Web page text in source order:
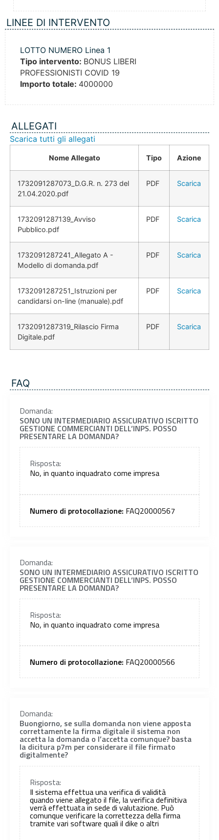
LINEE DI INTERVENTO
LOTTO NUMERO Linea 1
Tipo intervento: BONUS LIBERI
PROFESSIONISTI COVID 19
Importo totale: 4000000
ALLEGATI
Scarica tutti gli allegati
Nome Allegato Tipo Azione
1732091287073_D.G.R. n. 273 del
21.04.2020.pdf
PDF Scarica
1732091287139_Avviso
Pubblico.pdf
PDF Scarica
1732091287241_Allegato A -
Modello di domanda.pdf
PDF Scarica
1732091287251_Istruzioni per
candidarsi on-line (manuale).pdf
PDF Scarica
1732091287319_Rilascio Firma
Digitale.pdf
PDF Scarica
FAQ
Domanda:
SONO UN INTERMEDIARIO ASSICURATIVO ISCRITTO
GESTIONE COMMERCIANTI DELL’INPS. POSSO
PRESENTARE LA DOMANDA?
Risposta:
No, in quanto inquadrato come impresa
Numero di protocollazione: FAQ20000567
Domanda:
SONO UN INTERMEDIARIO ASSICURATIVO ISCRITTO
GESTIONE COMMERCIANTI DELL’INPS. POSSO
PRESENTARE LA DOMANDA?
Risposta:
No, in quanto inquadrato come impresa
Numero di protocollazione: FAQ20000566
Domanda:
Buongiorno, se sulla domanda non viene apposta
correttamente la firma digitale il sistema non
accetta la domanda o l’accetta comunque? basta
la dicitura p7m per considerare il file firmato
digitalmente?
Risposta:
Il sistema effettua una verifica di validità
quando viene allegato il file, la verifica definitiva
verrà effettuata in sede di valutazione. Può
comunque verificare la correttezza della firma
tramite vari software quali il dike o altri